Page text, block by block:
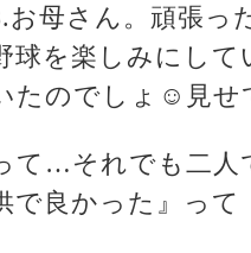
お母さん。頑張
球を楽しみにし
たのでしょ☺️見せ
て…それでも二人
で良かった』って